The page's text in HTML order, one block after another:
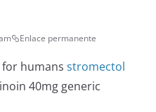
Enlace permanente
humans stromectol
40mg generic